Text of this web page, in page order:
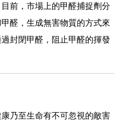
前，市場上的甲醛捕捉劑分
醛，生成無害物質的方式來
封閉甲醛，阻止甲醛的揮發
乃至生命有不可忽視的敵害